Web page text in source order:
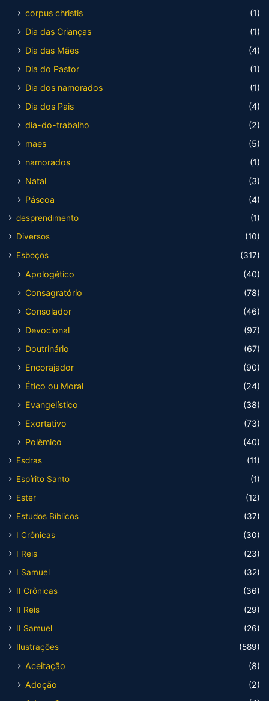
corpus christis
(1)
Dia das Crianças
(1)
Dia das Mães
(4)
Dia do Pastor
(1)
Dia dos namorados
(1)
Dia dos Pais
(4)
dia-do-trabalho
(2)
maes
(5)
namorados
(1)
Natal
(3)
Páscoa
(4)
desprendimento
(1)
Diversos
(10)
Esboços
(317)
Apologético
(40)
Consagratório
(78)
Consolador
(46)
Devocional
(97)
Doutrinário
(67)
Encorajador
(90)
Ético ou Moral
(24)
Evangelístico
(38)
Exortativo
(73)
Polêmico
(40)
Esdras
(11)
Espírito Santo
(1)
Ester
(12)
Estudos Bíblicos
(37)
I Crônicas
(30)
I Reis
(23)
I Samuel
(32)
II Crônicas
(36)
II Reis
(29)
II Samuel
(26)
Ilustrações
(589)
Aceitação
(8)
Adoção
(2)